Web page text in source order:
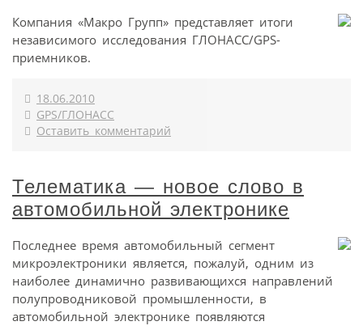
Компания «Макро Групп» представляет итоги
независимого исследования ГЛОНАСС/GPS-
приемников.
18.06.2010
GPS/ГЛОНАСС
Оставить комментарий
Телематика — новое слово в
автомобильной электронике
Последнее время автомобильный сегмент
микроэлектроники является, пожалуй, одним из
наиболее динамично развивающихся направлений
полупроводниковой промышленности, в
автомобильной электронике появляются